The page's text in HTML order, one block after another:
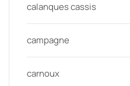
calanques cassis
campagne
carnoux